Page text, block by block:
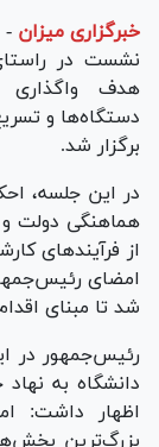
خبرگزاری میزان -
نشست در
هدف واگذاری
دستگاه‌ها و
برگزار شد.
هماهنگی دولت
از فرآیند‌های
امضای
شد تا مبنای
رئیس‌جمهور در
دانشگاه به
اظهار داشت:
بزرگ‌ترین